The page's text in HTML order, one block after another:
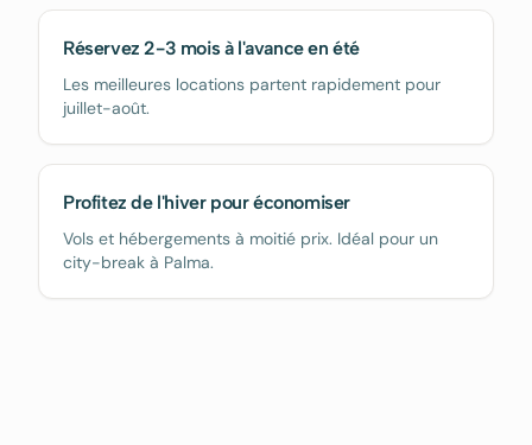
Réservez 2-3 mois à l'avance en été
Les meilleures locations partent rapidement pour
juillet-août.
Profitez de l'hiver pour économiser
Vols et hébergements à moitié prix. Idéal pour un
city-break à Palma.